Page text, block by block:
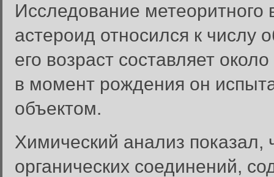
Исследование метеоритного
астероид относился к числу
его возраст составляет
в момент рождения он
объектом.
Химический анализ показал,
органических соединений,